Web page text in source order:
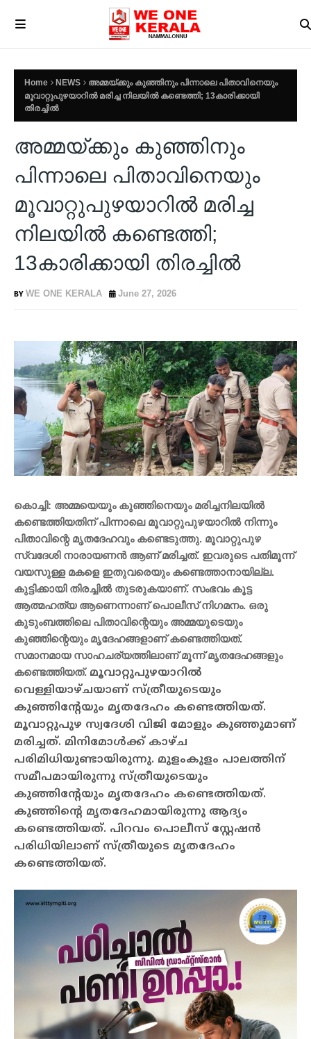
Home NEWS
അമ്മയ്ക്കും കുഞ്ഞിനും പിന്നാലെ പിതാവിനെയും
മൂവാറ്റുപുഴയാറിൽ മരിച്ച നിലയിൽ കണ്ടെത്തി; 13കാരിക്കായി
തിരച്ചിൽ
അമ്മയ്ക്കും കുഞ്ഞിനും
പിന്നാലെ പിതാവിനെയും
മൂവാറ്റുപുഴയാറിൽ മരിച്ച
നിലയിൽ കണ്ടെത്തി;
13കാരിക്കായി തിരച്ചിൽ
WE ONE KERALA June 27, 2026
കൊച്ചി: അമ്മയെയും കുഞ്ഞിനെയും മരിച്ചനിലയില്‍
കണ്ടെത്തിയതിന് പിന്നാലെ മൂവാറ്റുപുഴയാറിൽ നിന്നും
പിതാവിന്റെ മൃതദേഹവും കണ്ടെടുത്തു. മൂവാറ്റുപുഴ
സ്വദേശി നാരായണന്‍ ആണ് മരിച്ചത്. ഇവരുടെ പതിമൂന്ന്
വയസുള്ള മകളെ ഇതുവരെയും കണ്ടെത്താനായില്ല.
കുട്ടിക്കായി തിരച്ചില്‍ തുടരുകയാണ്. സംഭവം കൂട്ട
ആത്മഹത്യ ആണെന്നാണ് പൊലീസ് നിഗമനം. ഒരു
കുടുംബത്തിലെ പിതാവിന്റെയും അമ്മയുടെയും
കുഞ്ഞിന്റെയും മൃദേഹങ്ങളാണ് കണ്ടെത്തിയത്.
സമാനമായ സാഹചര്യത്തിലാണ് മൂന്ന് മൃതദേഹങ്ങളും
കണ്ടെത്തിയത്. മൂവാറ്റുപുഴയാറില്‍
വെള്ളിയാഴ്ചയാണ് സ്ത്രീയുടെയും
കുഞ്ഞിന്റേയും മൃതദേഹം കണ്ടെത്തിയത്.
മൂവാറ്റുപുഴ സ്വദേശി വിജി മോളും കുഞ്ഞുമാണ്
മരിച്ചത്. മിനിമോള്‍ക്ക് കാഴ്ച
പരിമിധിയുണ്ടായിരുന്നു. മുളംകുളം പാലത്തിന്
സമീപമായിരുന്നു സ്ത്രീയുടെയും
കുഞ്ഞിന്റേയും മൃതദേഹം കണ്ടെത്തിയത്.
കുഞ്ഞിന്റെ മൃതദേഹമായിരുന്നു ആദ്യം
കണ്ടെത്തിയത്. പിറവം പൊലീസ് സ്റ്റേഷന്‍
പരിധിയിലാണ് സ്ത്രീയുടെ മൃതദേഹം
കണ്ടെത്തിയത്.